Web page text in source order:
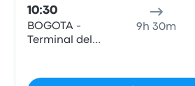
10:30
BOGOTA -
Terminal del
9h 30m